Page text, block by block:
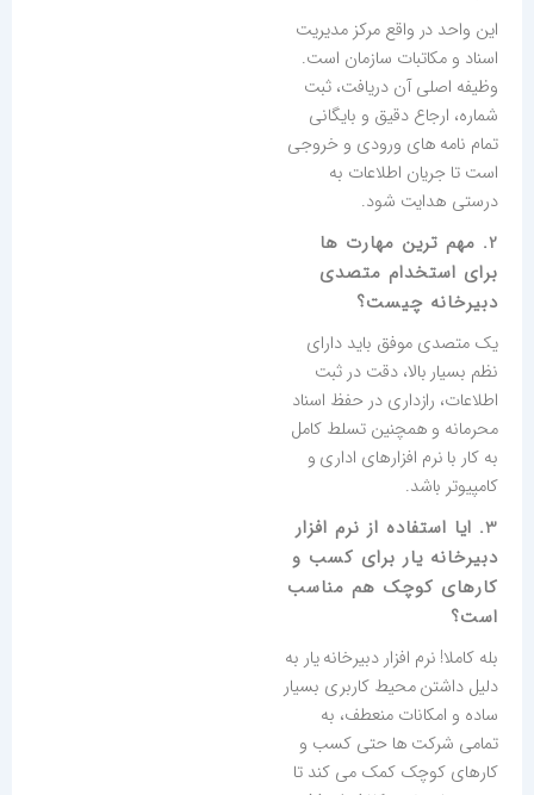
این واحد در واقع مرکز مدیریت
اسناد و مکاتبات سازمان است.
وظیفه اصلی آن دریافت، ثبت
شماره، ارجاع دقیق و بایگانی
تمام نامه های ورودی و خروجی
است تا جریان اطلاعات به
درستی هدایت شود.
2. مهم ترین مهارت ها
برای استخدام متصدی
دبیرخانه چیست؟
یک متصدی موفق باید دارای
نظم بسیار بالا، دقت در ثبت
اطلاعات، رازداری در حفظ اسناد
محرمانه و همچنین تسلط کامل
به کار با نرم افزارهای اداری و
کامپیوتر باشد.
3. ایا استفاده از نرم افزار
دبیرخانه یار برای کسب و
کارهای کوچک هم مناسب
است؟
بله کاملا! نرم افزار دبیرخانه یار به
دلیل داشتن محیط کاربری بسیار
ساده و امکانات منعطف، به
تمامی شرکت ها حتی کسب و
کارهای کوچک کمک می کند تا